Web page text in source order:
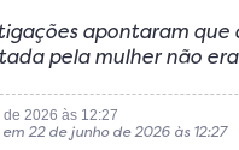
apontaram que
pela mulher não
2026 às 12:27
22 de junho de 2026 às 12:27